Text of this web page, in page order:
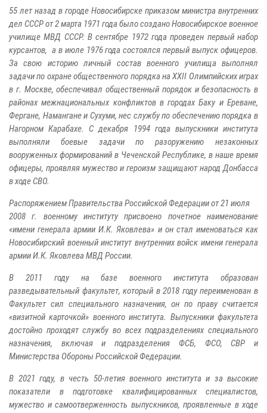
55 лет назад в городе Новосибирске приказом министра внутренних
дел СССР от 2 марта 1971 года было создано Новосибирское военное
училище МВД СССР. В сентябре 1972 года проведен первый набор
курсантов, а в июле 1976 года состоялся первый выпуск офицеров.
За свою историю личный состав военного училища выполнял
задачи по охране общественного порядка на XXII Олимпийских играх
в г. Москве, обеспечивал общественный порядок и безопасность в
районах межнациональных конфликтов в городах Баку и Ереване,
Фергане, Намангане и Сухуми, нес службу по обеспечению порядка в
Нагорном Карабахе. С декабря 1994 года выпускники института
выполняли боевые задачи по разоружению незаконных
вооруженных формирований в Чеченской Республике, в наше время
офицеры, проявляя мужество и героизм защищают народ Донбасса
в ходе СВО.
Распоряжением Правительства Российской Федерации от 21 июля
2008 г. военному институту присвоено почетное наименование
«имени генерала армии И.К. Яковлева» и он стал именоваться как
Новосибирский военный институт внутренних войск имени генерала
армии И.К. Яковлева МВД России.
В 2011 году на базе военного института образован
разведывательный факультет, который в 2018 году переименован в
Факультет сил специального назначения, он по праву считается
«визитной карточкой» военного института. Выпускники факультета
достойно проходят службу во всех подразделениях специального
назначения, включая и подразделения ФСБ, ФСО, СВР и
Министерства Обороны Российской Федерации.
В 2021 году, в честь 50-летия военного института и за высокие
показатели в подготовке квалифицированных специалистов,
мужество и самоотверженность выпускников, проявленные в ходе